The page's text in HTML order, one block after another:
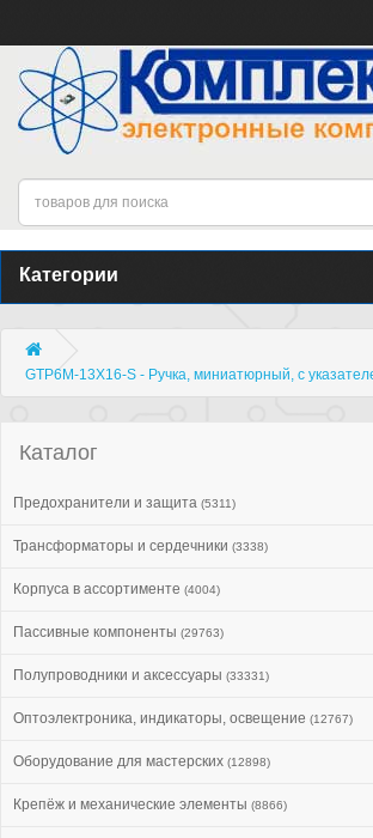
Категории
GTP6M-13X16-S - Ручка, миниатюрный, с
Каталог
Предохранители и защита (5311)
Трансформаторы и сердечники (3338)
Корпуса в ассортименте (4004)
Пассивные компоненты (29763)
Полупроводники и аксессуары (33331)
Оптоэлектроника, индикаторы, освещение (12767)
Оборудование для мастерских (12898)
Крепёж и механические элементы (8866)